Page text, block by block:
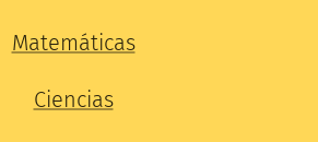
Matemáticas
Ciencias